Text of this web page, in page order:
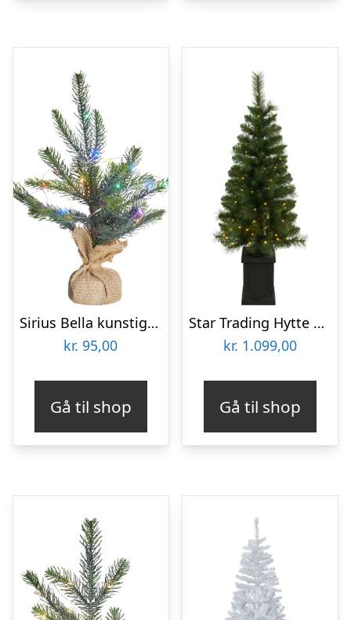
Sirius Bella kunstigt juletræ med farvet lys, 30 cm
kr. 95,00
Gå til shop
Star Trading Hytte kunstigt juletræ med lys
kr. 1.099,00
Gå til shop